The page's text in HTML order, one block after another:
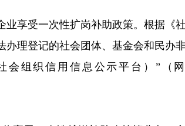
业享受一次性扩岗补助政策。根据《
办理登记的社会团体、基金会和民办
会组织信用信息公示平台）”（